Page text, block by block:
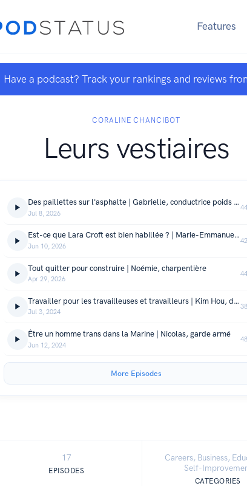
Features
Have a podcast? Track your rankings and reviews
CORALINE CHANCIBOT
Leurs vestiaires
Des paillettes sur l'asphalte | Gabrielle, conductrice poids lourds
Jul 8, 2026
Est-ce que Lara Croft est bien habillée ? | Marie-Emmanuelle, archéologue
Jun 10, 2026
Tout quitter pour construire | Noémie, charpentière
Apr 29, 2026
Travailler pour les travailleuses et travailleurs | Kim Hou, designeuse et co-fondatrice d'About a Worker
Jul 3, 2024
Être un homme trans dans la Marine | Nicolas, garde armé
Jun 12, 2024
More Episodes
17
EPISODES
Careers, Business,
Self-
CATEGORIES